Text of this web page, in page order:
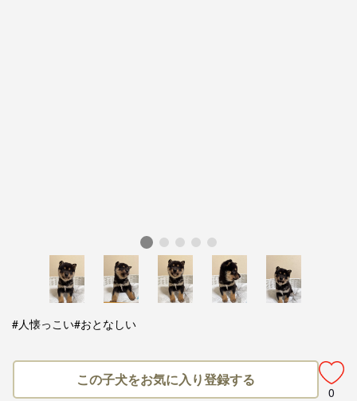
#人懐っこい#おとなしい
この子犬をお気に入り登録する
0